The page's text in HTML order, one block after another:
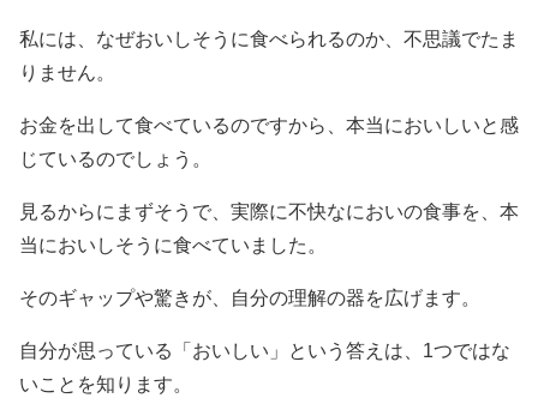
私には、なぜおいしそうに食べられるのか、不思議でたま
りません。
お金を出して食べているのですから、本当においしいと感
じているのでしょう。
見るからにまずそうで、実際に不快なにおいの食事を、本
当においしそうに食べていました。
そのギャップや驚きが、自分の理解の器を広げます。
自分が思っている「おいしい」という答えは、1つではな
いことを知ります。